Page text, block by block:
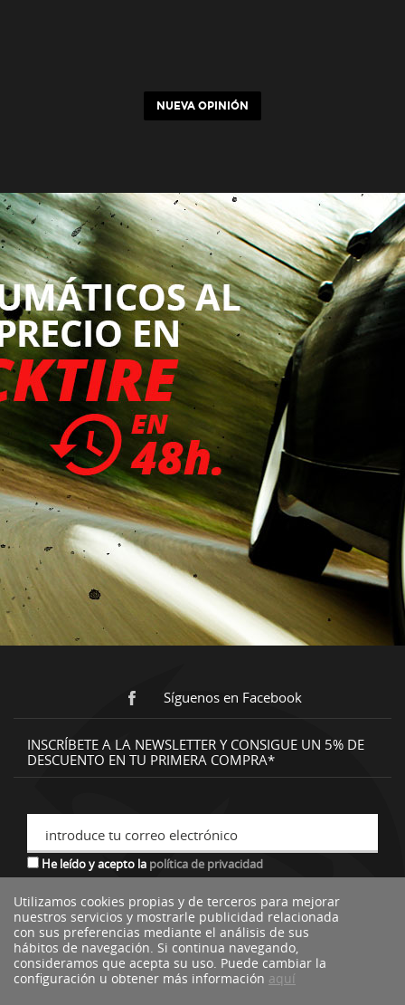
NUEVA OPINIÓN
Síguenos en Facebook
INSCRÍBETE A LA NEWSLETTER Y CONSIGUE UN 5% DE
DESCUENTO EN TU PRIMERA COMPRA*
introduce tu correo electrónico
He leído y acepto la política de privacidad
*descuento no acumulable a otras ofertas o promociones.
Utilizamos cookies propias y de terceros para mejorar
nuestros servicios y mostrarle publicidad relacionada
con sus preferencias mediante el análisis de sus
hábitos de navegación. Si continua navegando,
consideramos que acepta su uso. Puede cambiar la
configuración u obtener más información aquí